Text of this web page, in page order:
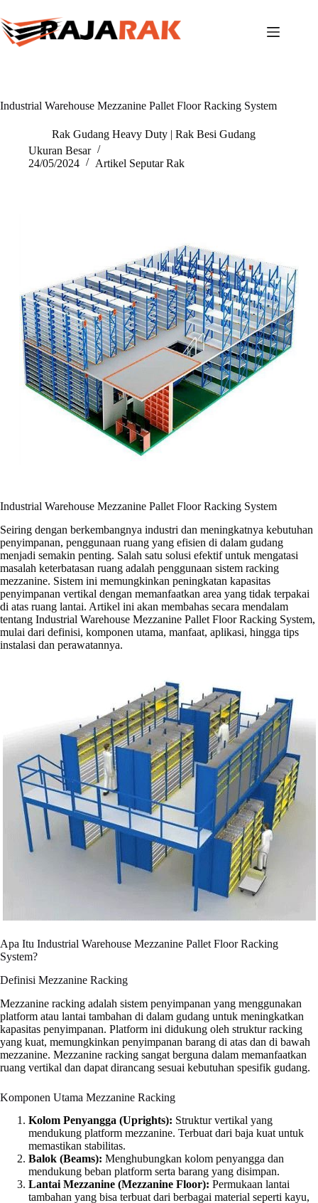
to
content
Industrial Warehouse Mezzanine Pallet Floor Racking System
Rak Gudang Heavy Duty | Rak Besi Gudang
Ukuran Besar
24/05/2024
Artikel Seputar Rak
Industrial Warehouse Mezzanine Pallet Floor Racking System
Seiring dengan berkembangnya industri dan meningkatnya kebutuhan
penyimpanan, penggunaan ruang yang efisien di dalam gudang
menjadi semakin penting. Salah satu solusi efektif untuk mengatasi
masalah keterbatasan ruang adalah penggunaan sistem racking
mezzanine. Sistem ini memungkinkan peningkatan kapasitas
penyimpanan vertikal dengan memanfaatkan area yang tidak terpakai
di atas ruang lantai. Artikel ini akan membahas secara mendalam
tentang Industrial Warehouse Mezzanine Pallet Floor Racking System,
mulai dari definisi, komponen utama, manfaat, aplikasi, hingga tips
instalasi dan perawatannya.
Apa Itu Industrial Warehouse Mezzanine Pallet Floor Racking
System?
Definisi Mezzanine Racking
Mezzanine racking adalah sistem penyimpanan yang menggunakan
platform atau lantai tambahan di dalam gudang untuk meningkatkan
kapasitas penyimpanan. Platform ini didukung oleh struktur racking
yang kuat, memungkinkan penyimpanan barang di atas dan di bawah
mezzanine. Mezzanine racking sangat berguna dalam memanfaatkan
ruang vertikal dan dapat dirancang sesuai kebutuhan spesifik gudang.
Komponen Utama Mezzanine Racking
Kolom Penyangga (Uprights): Struktur vertikal yang
mendukung platform mezzanine. Terbuat dari baja kuat untuk
memastikan stabilitas.
Balok (Beams): Menghubungkan kolom penyangga dan
mendukung beban platform serta barang yang disimpan.
Lantai Mezzanine (Mezzanine Floor): Permukaan lantai
tambahan yang bisa terbuat dari berbagai material seperti kayu,